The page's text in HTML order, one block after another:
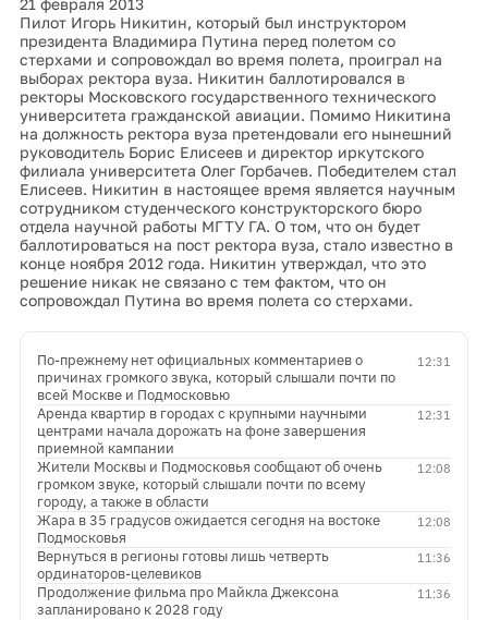
Пилот Игорь Никитин, который был инструктором
президента Владимира Путина перед полетом со
стерхами и сопровождал во время полета, проиграл на
выборах ректора вуза. Никитин баллотировался в
ректоры Московского государственного технического
университета гражданской авиации. Помимо Никитина
на должность ректора вуза претендовали его нынешний
руководитель Борис Елисеев и директор иркутского
филиала университета Олег Горбачев. Победителем стал
Елисеев. Никитин в настоящее время является научным
сотрудником студенческого конструкторского бюро
отдела научной работы МГТУ ГА. О том, что он будет
баллотироваться на пост ректора вуза, стало известно в
конце ноября 2012 года. Никитин утверждал, что это
решение никак не связано с тем фактом, что он
сопровождал Путина во время полета со стерхами.
12:31
По-прежнему нет официальных комментариев о
причинах громкого звука, который слышали почти по
всей Москве и Подмосковью
12:31
Аренда квартир в городах с крупными научными
центрами начала дорожать на фоне завершения
приемной кампании
12:08
Жители Москвы и Подмосковья сообщают об очень
громком звуке, который слышали почти по всему
городу, а также в области
12:08
Жара в 35 градусов ожидается сегодня на востоке
Подмосковья
11:36
Вернуться в регионы готовы лишь четверть
ординаторов-целевиков
11:36
Продолжение фильма про Майкла Джексона
запланировано к 2028 году